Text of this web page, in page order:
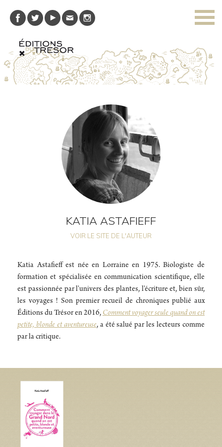
KATIA ASTAFIEFF
VOIR LE SITE DE L'AUTEUR
Katia Astafieff est née en Lorraine en 1975. Biologiste de
formation et spécialisée en communication scientifique, elle
est passionnée par l'univers des plantes, l'écriture et, bien sûr,
les voyages ! Son premier recueil de chroniques publié aux
Éditions du Trésor en 2016, Comment voyager seule quand on est
petite, blonde et aventureuse, a été salué par les lecteurs comme
par la critique.